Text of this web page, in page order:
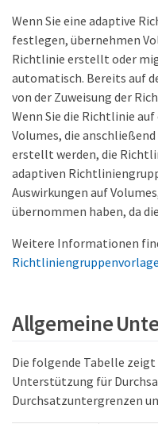
Wenn Sie eine adaptive
festlegen, übernehmen
Richtlinie erstellt oder
automatisch. Bereits auf
von der Zuweisung der
Wenn Sie die Richtlinie
Volumes, die
erstellt werden, die
adaptiven
Auswirkungen auf
übernommen haben, da
Weitere Informationen
Allgemeine
Die folgende Tabelle
Unterstützung für
Durchsatzuntergrenzen